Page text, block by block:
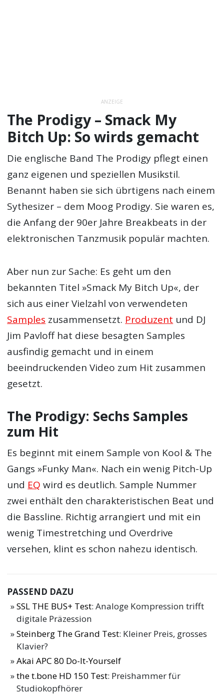
ANZEIGE
The Prodigy – Smack My
Bitch Up: So wirds gemacht
Die englische Band The Prodigy pflegt einen
ganz eigenen und speziellen Musikstil.
Benannt haben sie sich übrtigens nach einem
Sythesizer – dem Moog Prodigy. Sie waren es,
die Anfang der 90er Jahre Breakbeats in der
elektronischen Tanzmusik populär machten.
Aber nun zur Sache: Es geht um den
bekannten Titel »Smack My Bitch Up«, der
sich aus einer Vielzahl von verwendeten
Samples zusammensetzt. Produzent und DJ
Jim Pavloff hat diese besagten Samples
ausfindig gemacht und in einem
beeindruckenden Video zum Hit zusammen
gesetzt.
The Prodigy: Sechs Samples
zum Hit
Es beginnt mit einem Sample von Kool & The
Gangs »Funky Man«. Nach ein wenig Pitch-Up
und EQ wird es deutlich. Sample Nummer
zwei enthält den charakteristischen Beat und
die Bassline. Richtig arrangiert und mit ein
wenig Timestretching und Overdrive
versehen, klint es schon nahezu identisch.
PASSEND DAZU
SSL THE BUS+ Test: Analoge Kompression trifft
digitale Präzession
Steinberg The Grand Test: Kleiner Preis, grosses
Klavier?
Akai APC 80 Do-It-Yourself
the t.bone HD 150 Test: Preishammer für
Studiokopfhörer